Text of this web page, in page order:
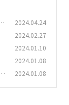
2024.04.24
2024.02.27
2024.01.10
2024.01.08
2024.01.08